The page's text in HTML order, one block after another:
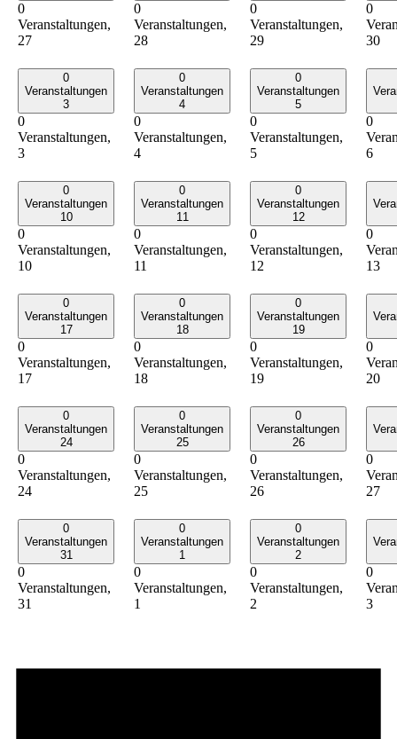
0
Veranstaltungen,
27
0
Veranstaltungen,
28
0
Veranstaltungen,
29
0
30
0
Veranstaltungen
3
0
Veranstaltungen,
3
0
Veranstaltungen
4
0
Veranstaltungen,
4
0
Veranstaltungen
5
0
Veranstaltungen,
5
0
6
0
Veranstaltungen
10
0
Veranstaltungen,
10
0
Veranstaltungen
11
0
Veranstaltungen,
11
0
Veranstaltungen
12
0
Veranstaltungen,
12
0
13
0
Veranstaltungen
17
0
Veranstaltungen,
17
0
Veranstaltungen
18
0
Veranstaltungen,
18
0
Veranstaltungen
19
0
Veranstaltungen,
19
0
20
0
Veranstaltungen
24
0
Veranstaltungen,
24
0
Veranstaltungen
25
0
Veranstaltungen,
25
0
Veranstaltungen
26
0
Veranstaltungen,
26
0
27
0
Veranstaltungen
31
0
Veranstaltungen,
31
0
Veranstaltungen
1
0
Veranstaltungen,
1
0
Veranstaltungen
2
0
Veranstaltungen,
2
0
3